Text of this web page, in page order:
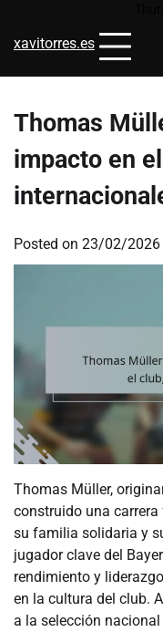
content
xavitorres.es
Thomas
impacto en
Posted on 23/02/2026
Thomas Müller,
construido una
su familia solidaria y
jugador clave del
rendimiento y
en la cultura del club.
a la selección